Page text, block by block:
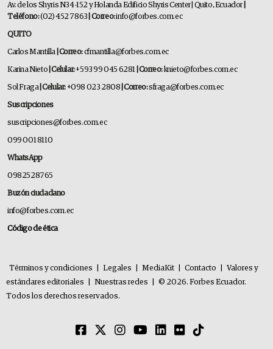
Av. de los Shyris N34-152 y Holanda Edificio Shyris Center | Quito, Ecuador
Teléfono:(02) 452 7863 | Correo:info@forbes.com.ec
QUITO
Carlos Mantilla | Correo:cfmantilla@forbes.com.ec
Karina Nieto | Celular:+593 99 045 6281 | Correo:knieto@forbes.com.ec
Sol Fraga| Celular:+098 023 2808 | Correo:sfraga@forbes.com.ec
Suscripciones
suscripciones@forbes.com.ec
099 001 8110
WhatsApp
0982528765
Buzón ciudadano
info@forbes.com.ec
Código de ética
Términos y condiciones Legales MediaKit Contacto
Valores y
estándares editoriales
Nuestras redes
© 2026. Forbes Ecuador.
Todos los derechos reservados.